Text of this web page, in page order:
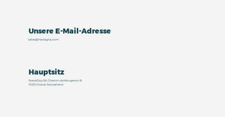
Unsere E-Mail-Adresse
sales@nexxtgrip.com
Hauptsitz
NexxtGrip SA, Chemin de Mongevon 8,
1023 Crissier, Switzerland